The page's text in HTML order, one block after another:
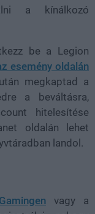
a kínálkozó
be a Legion
esemény oldalán
megkaptad a
a beváltásra,
hitelesítése
oldalán lehet
landol.
vagy a